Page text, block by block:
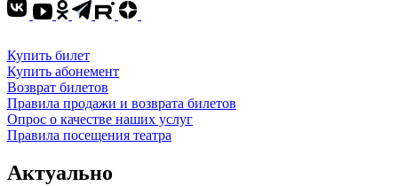
Купить билет
Купить абонемент
Возврат билетов
Правила продажи и возврата билетов
Опрос о качестве наших услуг
Правила посещения театра
Актуально